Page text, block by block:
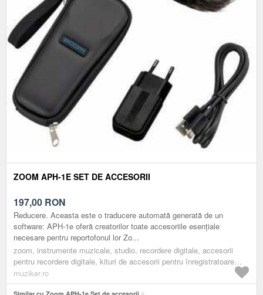
ZOOM APH-1E SET DE ACCESORII
197,00 RON
Reducere. Aceasta este o traducere automată generată de un
software: APH-1e oferă creatorilor toate accesoriile esențiale
necesare pentru reportofonul lor Zo...
zoom, instrumente muzicale, studio, recordere digitale, accesorii
pentru recordere digitale, kituri de accesorii pentru înregistratoare
digitale
muziker.ro